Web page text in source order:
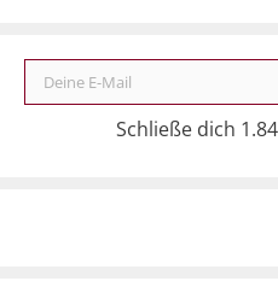
Deine E-Mail
Schließe dich